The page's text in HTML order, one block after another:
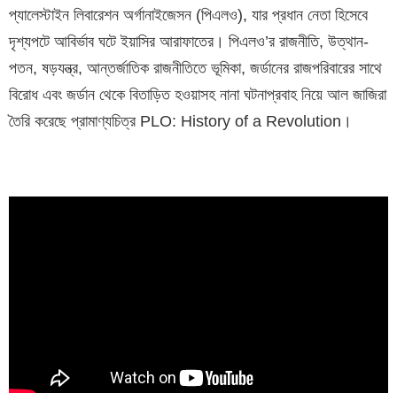
প্যালেস্টাইন লিবারেশন অর্গানাইজেসন (পিএলও), যার প্রধান নেতা হিসেবে
দৃশ্যপটে আবির্ভাব ঘটে ইয়াসির আরাফাতের। পিএলও’র রাজনীতি, উত্থান-
পতন, ষড়যন্ত্র, আন্তর্জাতিক রাজনীতিতে ভূমিকা, জর্ডানের রাজপরিবারের সাথে
বিরোধ এবং জর্ডান থেকে বিতাড়িত হওয়াসহ নানা ঘটনাপ্রবাহ নিয়ে আল জাজিরা
তৈরি করেছে প্রামাণ্যচিত্র PLO: History of a Revolution।